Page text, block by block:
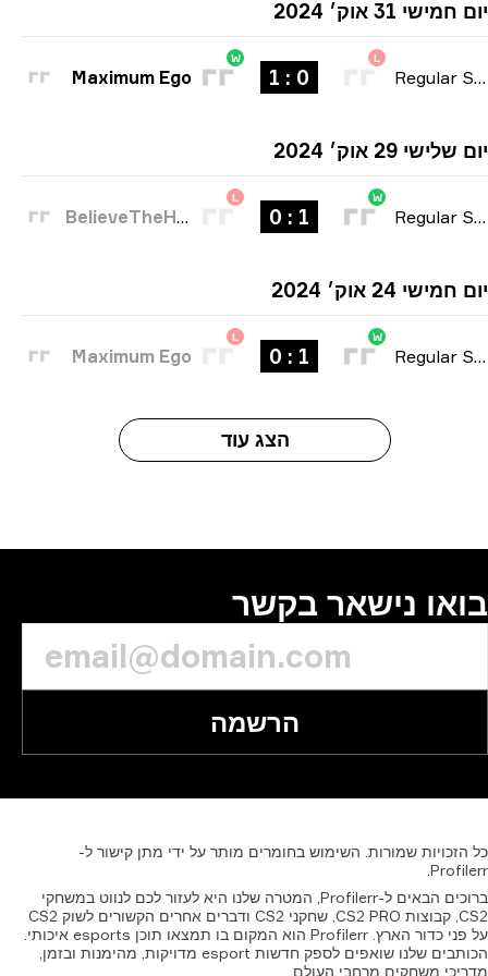
31 אוק׳ 2024
Regular
Maximum Ego
29 אוק׳ 2024
Regular
24 אוק׳ 2024
Regular
Maximum Ego
הצג עוד
נישאר בקשר
הרשמה
שמורות. השימוש בחומרים מותר על ידי מתן קישור ל-
ברוכים הבאים ל-Profilerr, המטרה שלנו היא לעזור לכם לנווט במשחקי
CS2, קבוצות CS2 PRO, שחקני CS2 ודברים אחרים הקשורים לשוק CS2
על פני כדור הארץ. Profilerr הוא המקום בו תמצאו תוכן esports איכותי.
הכותבים שלנו שואפים לספק חדשות esport מדויקות, מהימנות ובזמן,
משחקים מרחבי העולם.